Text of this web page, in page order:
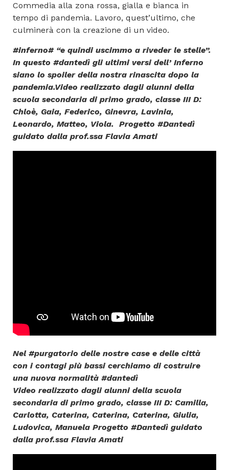
Commedia alla zona rossa, gialla e bianca in
tempo di pandemia. Lavoro, quest’ultimo, che
culminerà con la creazione di un video.
#inferno# “e quindi uscimmo a riveder le stelle”.
In questo #dantedì gli ultimi versi dell’ Inferno
siano lo spoiler della nostra rinascita dopo la
pandemia.Video realizzato dagli alunni della
scuola secondaria di primo grado, classe III D:
Chloè, Gaia, Federico, Ginevra, Lavinia,
Leonardo, Matteo, Viola. Progetto #Dantedì
guidato dalla prof.ssa Flavia Amati
Nel #purgatorio delle nostre case e delle città
con i contagi più bassi cerchiamo di costruire
una nuova normalità #dantedì
Video realizzato dagli alunni della scuola
secondaria di primo grado, classe III D: Camilla,
Carlotta, Caterina, Caterina, Caterina, Giulia,
Ludovica, Manuela Progetto #Dantedì guidato
dalla prof.ssa Flavia Amati